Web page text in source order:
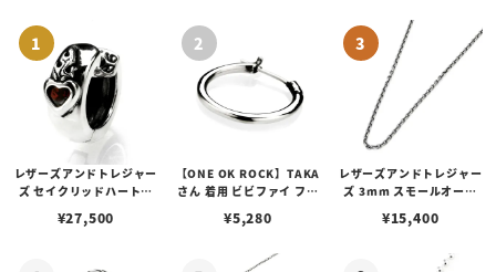
レザーズアンドトレジャー
ズ セイクリッドハートピ
¥27,500
【ONE OK ROCK】TAKA
さん 着用 ビビファイ フー
¥5,280
レザーズアンドトレジャー
ズ 3mm スモールオーバ
ブスタークラスプ＆LTロ
¥15,400